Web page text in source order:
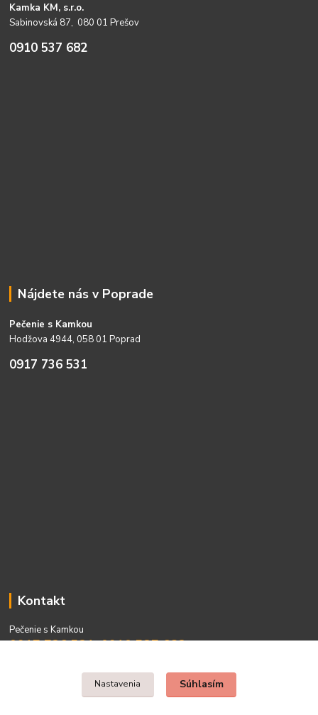
Kamka KM, s.r.o.
Sabinovská 87, 080 01 Prešov
0910 537 682
Nájdete nás v Poprade
Pečenie s Kamkou
Hodžova 4944, 058 01 Poprad
0917 736 531
Kontakt
Pečenie s Kamkou
0917 736 531, 0910 537 682
Nastavenia Súhlasím